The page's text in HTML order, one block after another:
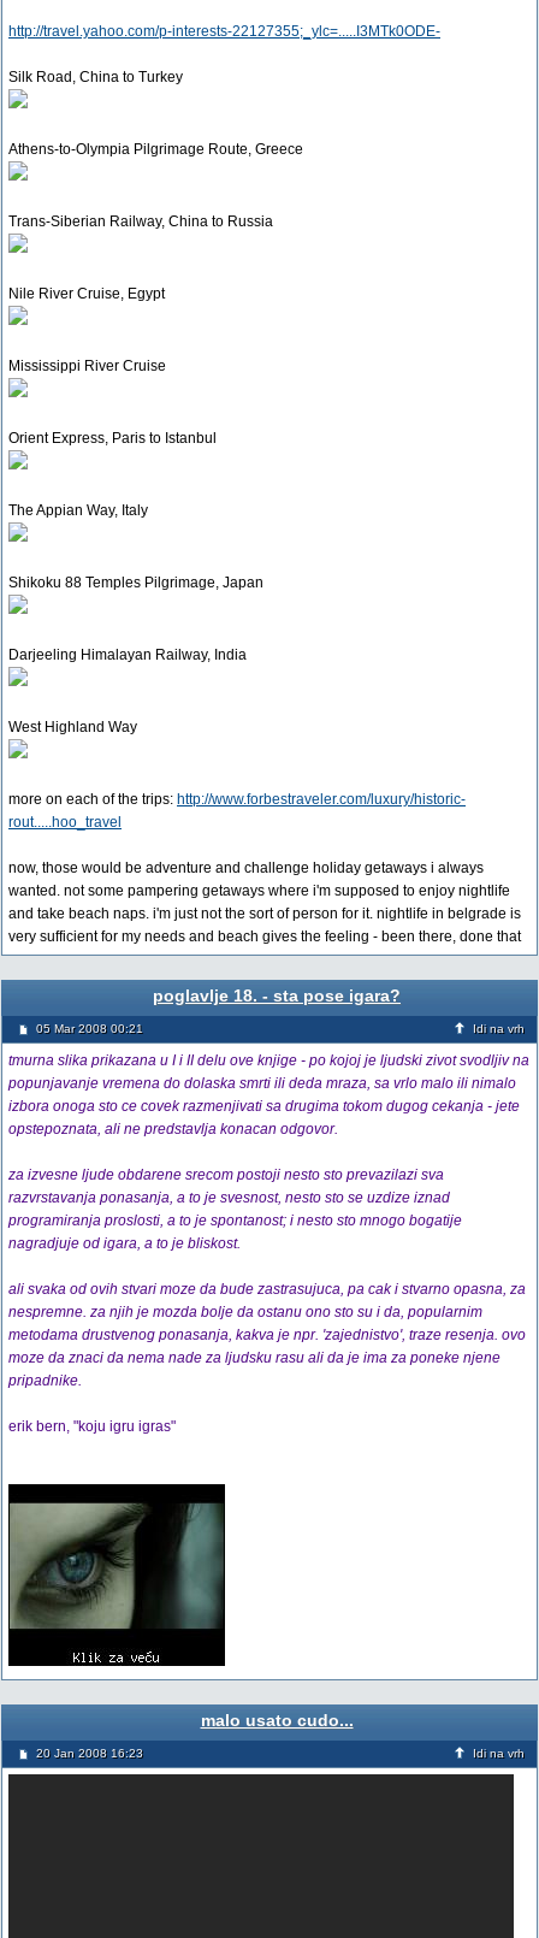
http://travel.yahoo.com/p-interests-22127355;_ylc=.....I3MTk0ODE-
Silk Road, China to Turkey
Athens-to-Olympia Pilgrimage Route, Greece
Trans-Siberian Railway, China to Russia
Nile River Cruise, Egypt
Mississippi River Cruise
Orient Express, Paris to Istanbul
The Appian Way, Italy
Shikoku 88 Temples Pilgrimage, Japan
Darjeeling Himalayan Railway, India
West Highland Way
more on each of the trips: http://www.forbestraveler.com/luxury/historic-
rout.....hoo_travel
now, those would be adventure and challenge holiday getaways i always
wanted. not some pampering getaways where i'm supposed to enjoy nightlife
and take beach naps. i'm just not the sort of person for it. nightlife in belgrade is
very sufficient for my needs and beach gives the feeling - been there, done that
poglavlje 18. - sta pose igara?
05 Mar 2008 00:21 Idi na vrh
tmurna slika prikazana u I i II delu ove knjige - po kojoj je ljudski zivot svodljiv na
popunjavanje vremena do dolaska smrti ili deda mraza, sa vrlo malo ili nimalo
izbora onoga sto ce covek razmenjivati sa drugima tokom dugog cekanja - jete
opstepoznata, ali ne predstavlja konacan odgovor.
za izvesne ljude obdarene srecom postoji nesto sto prevazilazi sva
razvrstavanja ponasanja, a to je svesnost, nesto sto se uzdize iznad
programiranja proslosti, a to je spontanost; i nesto sto mnogo bogatije
nagradjuje od igara, a to je bliskost.
ali svaka od ovih stvari moze da bude zastrasujuca, pa cak i stvarno opasna, za
nespremne. za njih je mozda bolje da ostanu ono sto su i da, popularnim
metodama drustvenog ponasanja, kakva je npr. 'zajednistvo', traze resenja. ovo
moze da znaci da nema nade za ljudsku rasu ali da je ima za poneke njene
pripadnike.
erik bern, "koju igru igras"
malo usato cudo...
20 Jan 2008 16:23 Idi na vrh